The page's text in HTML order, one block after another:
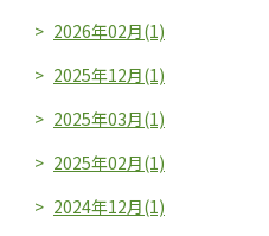
2026年02月(1)
2025年12月(1)
2025年03月(1)
2025年02月(1)
2024年12月(1)